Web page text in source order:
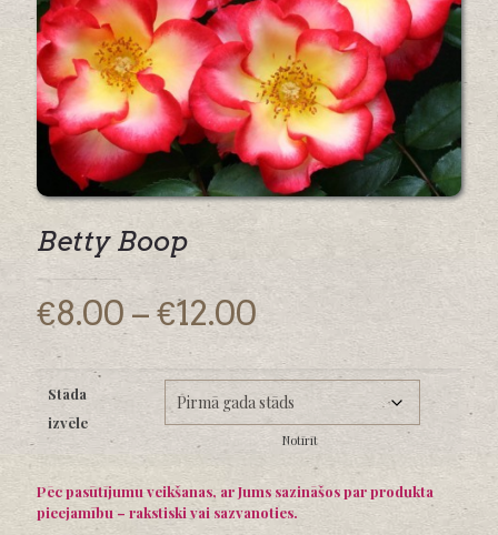
Betty Boop
€8.00 –€12.00Price
range:
€8.00
through
€12.00
Stāda
izvēle
Notīrīt
Pēc pasūtījumu veikšanas, ar Jums sazināšos par produkta
pieejamību – rakstiski vai sazvanoties.